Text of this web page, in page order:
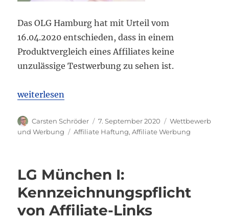
Das OLG Hamburg hat mit Urteil vom
16.04.2020 entschieden, dass in einem
Produktvergleich eines Affiliates keine
unzulässige Testwerbung zu sehen ist.
„OLG Hamburg: Online-Produktvergleich eines
weiterlesen
Autor
Carsten Schröder
Veröffentlicht
am
7. September 2020 Kategorien
Wettbewerb
und Werbung
Schlagwörter
Affiliate Haftung,Affiliate Werbung
LG München I:
Kennzeichnungspflicht
von Affiliate-Links